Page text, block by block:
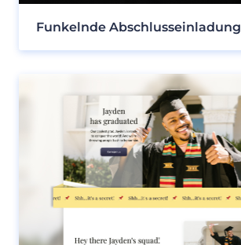
Funkelnde Abschlusseinladung